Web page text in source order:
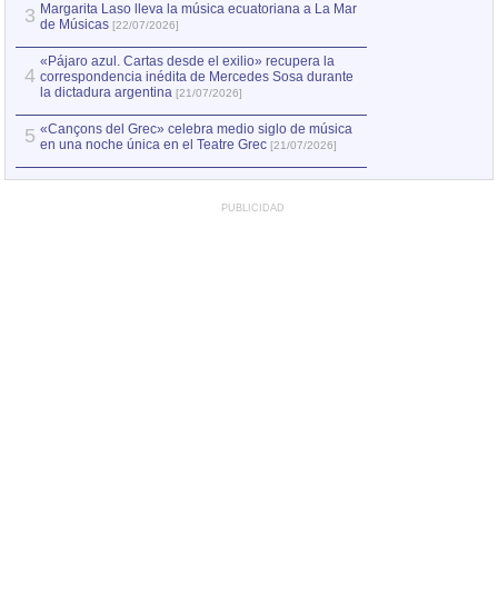
3 Margarita Laso lleva la música ecuatoriana a La Mar
de Músicas [22/07/2026]
4
«Pájaro azul. Cartas desde el exilio» recupera la
correspondencia inédita de Mercedes Sosa durante
la dictadura argentina [21/07/2026]
5 «Cançons del Grec» celebra medio siglo de música
en una noche única en el Teatre Grec [21/07/2026]
PUBLICIDAD